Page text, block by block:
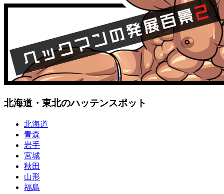
北海道・東北のハッテンスポット
北海道
青森
岩手
宮城
秋田
山形
福島